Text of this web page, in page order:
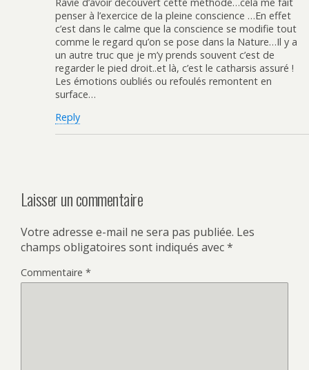
penser à l’exercice de la pleine conscience …En effet
c’est dans le calme que la conscience se modifie tout
comme le regard qu’on se pose dans la Nature…Il y a
un autre truc que je m’y prends souvent c’est de
regarder le pied droit..et là, c’est le catharsis assuré !
Les émotions oubliés ou refoulés remontent en
surface…
Reply
Laisser un commentaire
Votre adresse e-mail ne sera pas publiée. Les
champs obligatoires sont indiqués avec*
Commentaire *